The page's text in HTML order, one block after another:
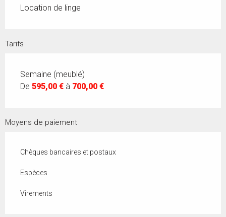
Location de linge
Tarifs
Semaine (meublé)
De 595,00 € à 700,00 €
Moyens de paiement
Chèques bancaires et postaux
Espèces
Virements